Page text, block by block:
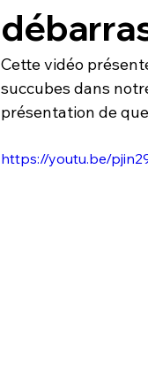
Cette vidéo
succubes dans
présentation de
https://youtu.be/